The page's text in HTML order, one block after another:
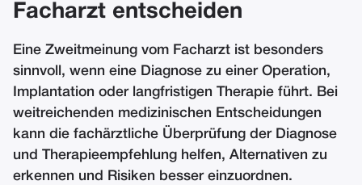
Facharzt entscheiden
Eine Zweitmeinung vom Facharzt ist besonders
sinnvoll, wenn eine Diagnose zu einer Operation,
Implantation oder langfristigen Therapie führt. Bei
weitreichenden medizinischen Entscheidungen
kann die fachärztliche Überprüfung der Diagnose
und Therapieempfehlung helfen, Alternativen zu
erkennen und Risiken besser einzuordnen.